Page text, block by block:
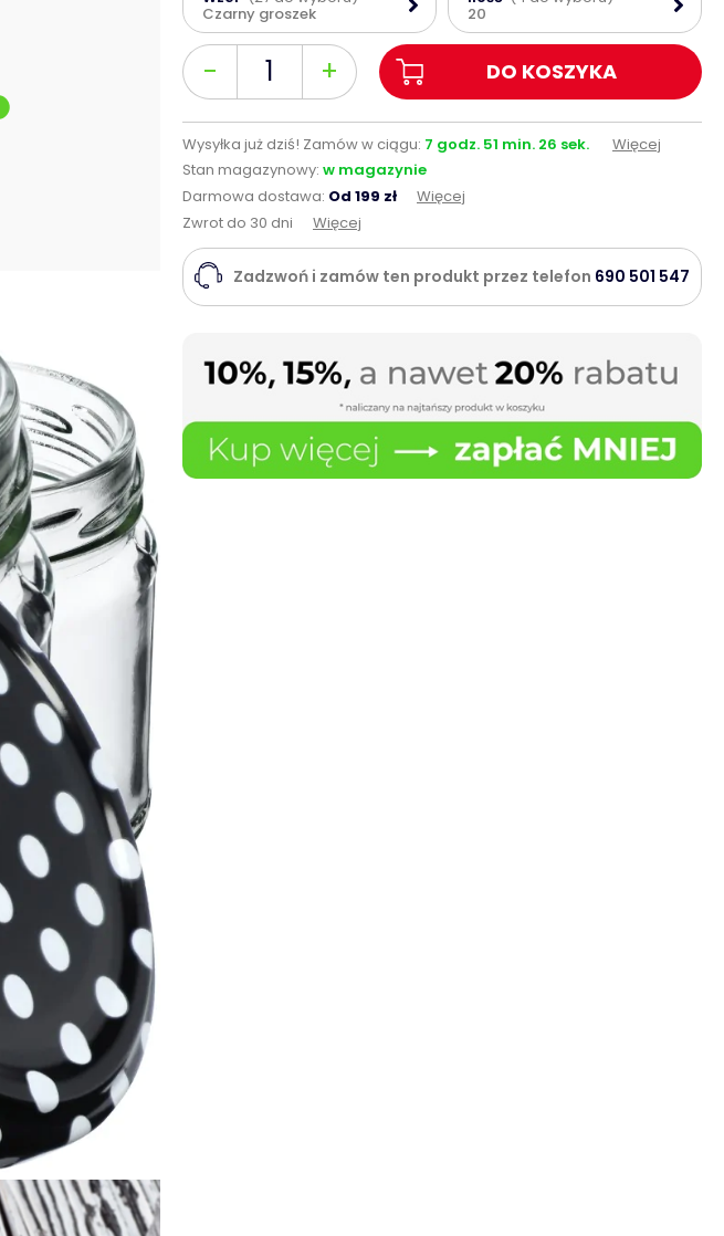
Czarny groszek 20
-
Ilość + DO KOSZYKA
Wysyłka już dziś! Zamów w ciągu: 7 godz. 51 min. 25 sek.
Więcej
Stan magazynowy: w magazynie
Darmowa dostawa: Od 199 zł
Więcej
Zwrot do 30 dni
Więcej
Zadzwoń i zamów ten produkt przez telefon 690 501 547